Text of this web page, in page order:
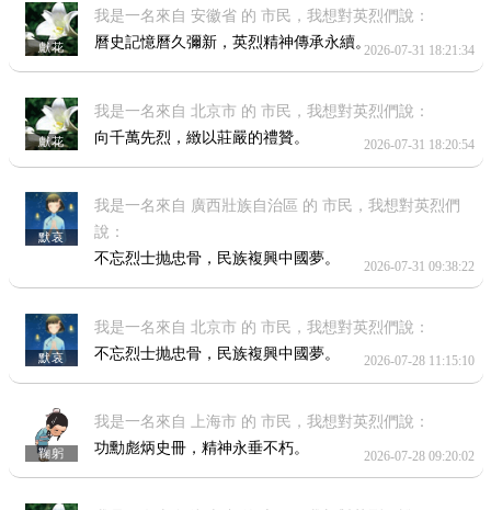
獻花
我是一名來自 安徽省 的 市民，我想對英烈們說：
曆史記憶曆久彌新，英烈精神傳承永續。2026-07-31 18:21:34
獻花
我是一名來自 北京市 的 市民，我想對英烈們說：
向千萬先烈，緻以莊嚴的禮贊。
2026-07-31 18:20:54
默哀
我是一名來自 廣西壯族自治區 的 市民，我想對英烈們
說：
不忘烈士抛忠骨，民族複興中國夢。
2026-07-31 09:38:22
默哀
我是一名來自 北京市 的 市民，我想對英烈們說：
不忘烈士抛忠骨，民族複興中國夢。
2026-07-28 11:15:10
鞠躬
我是一名來自 上海市 的 市民，我想對英烈們說：
功勳彪炳史冊，精神永垂不朽。
2026-07-28 09:20:02